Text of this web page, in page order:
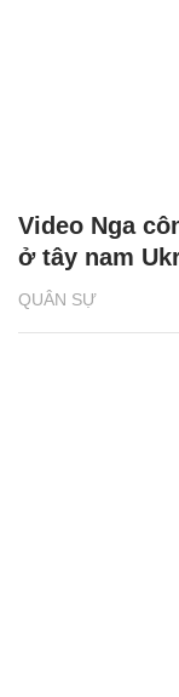
QUÂN SỰ
Video Nga
ở tây nam